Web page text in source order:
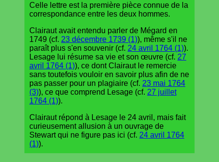
Celle lettre est la première pièce connue de la
correspondance entre les deux hommes.
Clairaut avait entendu parler de Mégard en
1749 (cf. 23 décembre 1739 (1)), même s'il ne
paraît plus s'en souvenir (cf. 24 avril 1764 (1)).
Lesage lui résume sa vie et son œuvre (cf. 27
avril 1764 (1)), ce dont Clairaut le remercie
sans toutefois vouloir en savoir plus afin de ne
pas passer pour un plagiaire (cf. 23 mai 1764
(3)), ce que comprend Lesage (cf. 27 juillet
1764 (1)).
Clairaut répond à Lesage le 24 avril, mais fait
curieusement allusion à un ouvrage de
Stewart qui ne figure pas ici (cf. 24 avril 1764
(1)).